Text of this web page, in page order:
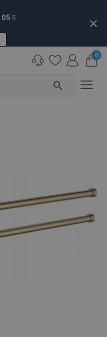
04 S close
search
0